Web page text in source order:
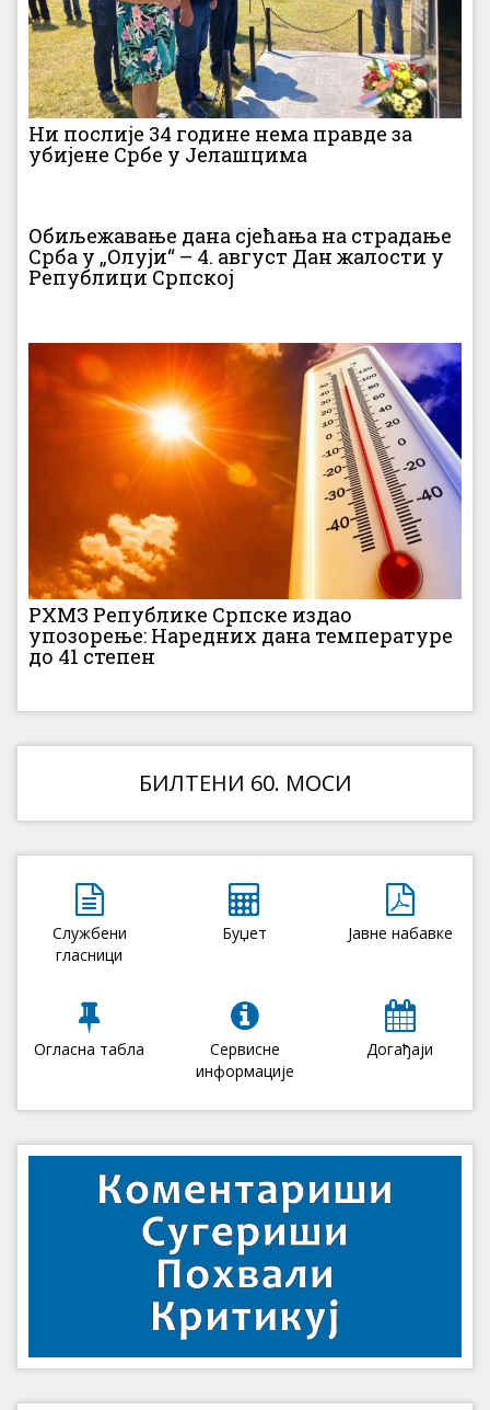
Ни послије 34 године нема правде за
убијене Србе у Јелашцима
Обиљежавање дана сјећања на страдање
Срба у „Олуји“ – 4. август Дан жалости у
Републици Српској
РХМЗ Републике Српске издао
упозорење: Наредних дана температуре
до 41 степен
БИЛТЕНИ 60. МОСИ
Службени
гласници
Буџет Јавне набавке
Огласна табла
Сервисне
информације
Догађаји